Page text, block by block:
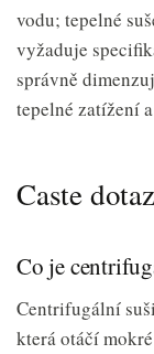
vodu; tepelné
vyžaduje
správně
tepelné zatížení
Caste
Co je
Centrifugální
která otáčí